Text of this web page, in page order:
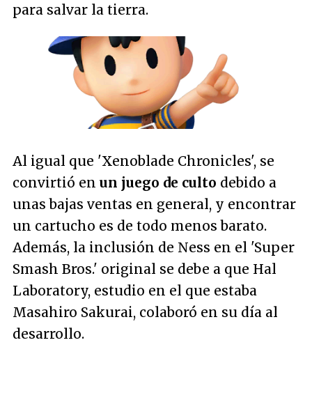
para salvar la tierra.
Al igual que 'Xenoblade Chronicles', se
convirtió en un juego de culto debido a
unas bajas ventas en general, y encontrar
un cartucho es de todo menos barato.
Además, la inclusión de Ness en el 'Super
Smash Bros.' original se debe a que Hal
Laboratory, estudio en el que estaba
Masahiro Sakurai, colaboró en su día al
desarrollo.